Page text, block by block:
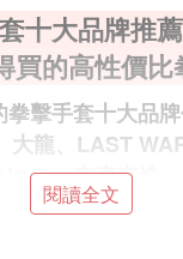
十大品牌推
買的高性價
拳擊手套十大品
大龍、LAST
、京東京造、
性價比的推薦
閱讀全文